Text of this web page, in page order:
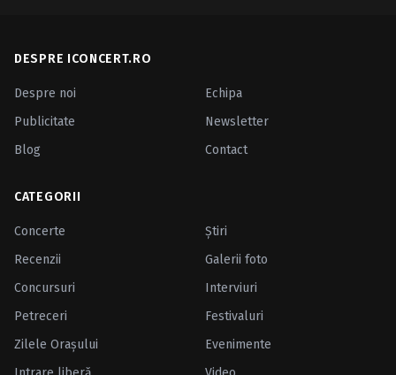
DESPRE ICONCERT.RO
Despre noi
Echipa
Publicitate
Newsletter
Blog
Contact
CATEGORII
Concerte
Ştiri
Recenzii
Galerii foto
Concursuri
Interviuri
Petreceri
Festivaluri
Zilele Oraşului
Evenimente